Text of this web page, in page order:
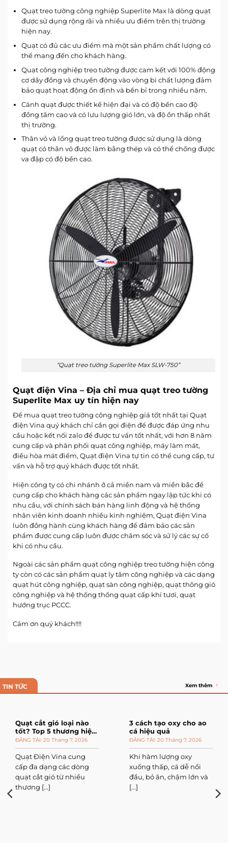
Quạt treo tường công nghiệp Superlite Max là dòng quạt
được sử dụng rộng rãi và nhiều ưu điểm trên thị trường
hiện nay.
Quạt có đủ các ưu điểm mà một sản phẩm chất lượng có
thể mang đến cho khách hàng.
Quạt công nghiệp treo tường được cam kết với 100% động
cơ dây đồng và chuyển động vào vòng bi chất lượng đảm
bảo quạt hoạt động ổn định và bền bỉ trong nhiều năm.
Cánh quạt được thiết kế hiện đại và có độ bền cao độ
đồng tâm cao và có lưu lượng gió lớn, và độ ồn thấp nhất
thị trường.
Thân vỏ và lồng quạt treo tường được sử dụng là dòng
quạt có thân vỏ được làm bằng thép và có thể chống được
va đập có độ bền cao.
“Quạt treo tường Superlite Max SLW-750”
Quạt điện Vina – Địa chỉ mua quạt treo tường
Superlite Max uy tín hiện nay
Để mua quạt treo tường công nghiệp giá tốt nhất tại Quạt
điện Vina quý khách chỉ cần gọi điện để được đáp ứng nhu
cầu hoặc kết nối zalo để được tư vấn tốt nhất, với hơn 8 năm
cung cấp và phân phối quạt công nghiệp, máy làm mát,
điều hòa mát điểm, Quạt điện Vina tự tin có thể cung cấp, tư
vấn và hỗ trợ quý khách được tốt nhất.
Hiện công ty có chi nhánh ở cả miền nam và miền bắc để
cung cấp cho khách hàng các sản phẩm ngay lập tức khi có
nhu cầu, với chính sách bán hàng linh động và hệ thống
nhân viên kinh doanh nhiều kinh nghiệm, Quạt điện Vina
luôn đồng hành cùng khách hàng để đảm bảo các sản
phẩm được cung cấp luôn được chăm sóc và sử lý các sự cố
khi có nhu cầu.
Ngoài các sản phẩm quạt công nghiệp treo tường hiện công
ty còn có các sản phẩm quạt ly tâm công nghiệp và các dạng
quạt hút công nghiệp, quạt sàn công nghiệp, quạt thông gió
công nghiệp và hệ thống thống quạt cấp khí tươi, quạt
hướng trục PCCC.
Cảm ơn quý khách!!!!
TIN TỨC Xem thêm
Quạt cắt gió loại nào
tốt? Top 5 thương hiệu
đáng mua20 Tháng 7, 2026
Quạt Điện Vina cung
cấp đa dạng các dòng
quạt cắt gió từ nhiều
thương [...]
3 cách tạo oxy cho ao
cá hiệu quả
20 Tháng 7, 2026
Khi hàm lượng oxy
xuống thấp, cá dễ nổi
đầu, bỏ ăn, chậm lớn và
[...]